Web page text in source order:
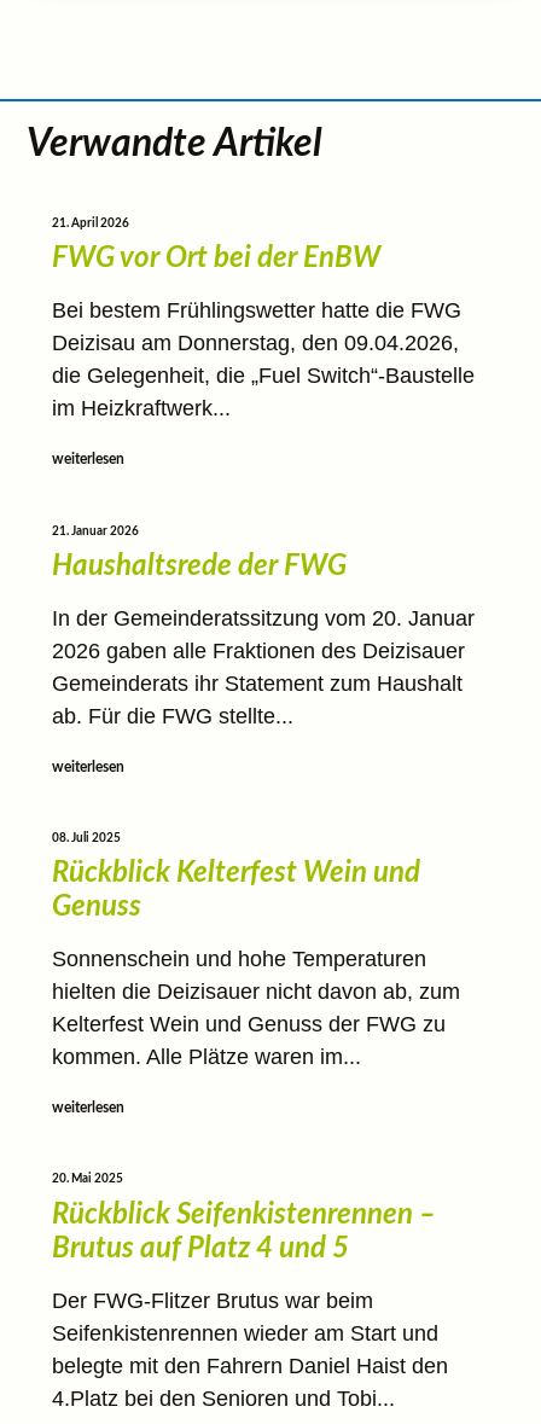
Verwandte Artikel
21. April 2026
FWG vor Ort bei der EnBW
Bei bestem Frühlingswetter hatte die FWG
Deizisau am Donnerstag, den 09.04.2026,
die Gelegenheit, die „Fuel Switch“-Baustelle
im Heizkraftwerk...
weiterlesen
21. Januar 2026
Haushaltsrede der FWG
In der Gemeinderatssitzung vom 20. Januar
2026 gaben alle Fraktionen des Deizisauer
Gemeinderats ihr Statement zum Haushalt
ab. Für die FWG stellte...
weiterlesen
08. Juli 2025
Rückblick Kelterfest Wein und
Genuss
Sonnenschein und hohe Temperaturen
hielten die Deizisauer nicht davon ab, zum
Kelterfest Wein und Genuss der FWG zu
kommen. Alle Plätze waren im...
weiterlesen
20. Mai 2025
Rückblick Seifenkistenrennen –
Brutus auf Platz 4 und 5
Der FWG-Flitzer Brutus war beim
Seifenkistenrennen wieder am Start und
belegte mit den Fahrern Daniel Haist den
4.Platz bei den Senioren und Tobi...